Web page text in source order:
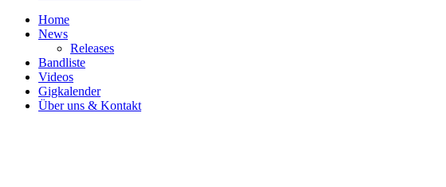
Home
News
Releases
Bandliste
Videos
Gigkalender
Über uns & Kontakt